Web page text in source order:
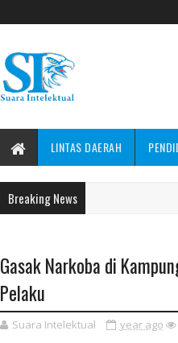
LINTAS DAERAH
Breaking News
Gasak Narkoba di
Pelaku
Suara Intelektual year ago